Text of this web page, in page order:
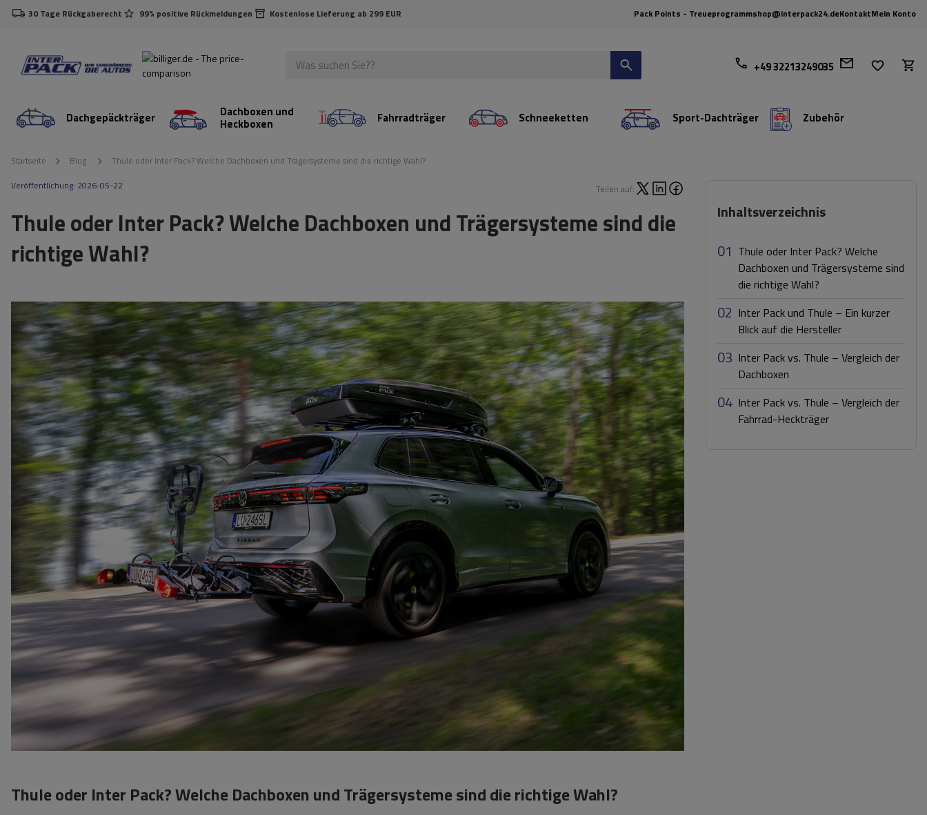
30 Tage Rückgaberecht 99% positive Rückmeldungen Kostenlose Lieferung ab 299 EUR Pack Points - Treueprogrammshop@interpack24.deKontaktMein Konto
+49 32213249035
Dachgepäckträger Dachboxen und
Heckboxen Fahrradträger Schneeketten Sport-Dachträger Zubehör
Startseite Blog Thule oder Inter Pack? Welche Dachboxen und Trägersysteme sind die richtige Wahl?
Inhaltsverzeichnis
01 Thule oder Inter Pack? Welche
Dachboxen und Trägersysteme sind
die richtige Wahl?
02 Inter Pack und Thule – Ein kurzer
Blick auf die Hersteller
03 Inter Pack vs. Thule – Vergleich der
Dachboxen
04 Inter Pack vs. Thule – Vergleich der
Fahrrad-Heckträger
Veröffentlichung: 2026-05-22 Teilen auf:
Thule oder Inter Pack? Welche Dachboxen und Trägersysteme sind die
richtige Wahl?
Thule oder Inter Pack? Welche Dachboxen und Trägersysteme sind die richtige Wahl?